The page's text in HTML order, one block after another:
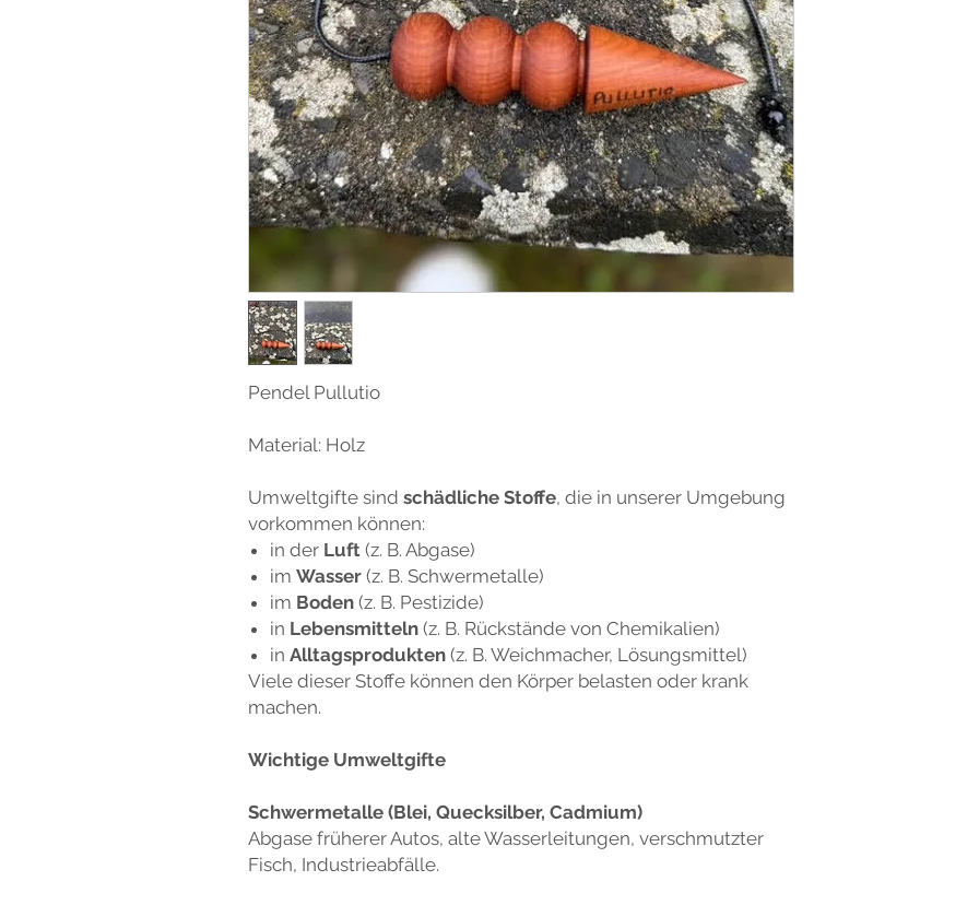
Pendel Pullutio
Material: Holz
Umweltgifte sind schädliche Stoffe, die in unserer Umgebung
vorkommen können:
in der Luft (z. B. Abgase)
im Wasser (z. B. Schwermetalle)
im Boden (z. B. Pestizide)
in Lebensmitteln (z. B. Rückstände von Chemikalien)
in Alltagsprodukten (z. B. Weichmacher, Lösungsmittel)
Viele dieser Stoffe können den Körper belasten oder krank
machen.
Wichtige Umweltgifte
Schwermetalle (Blei, Quecksilber, Cadmium)
Abgase früherer Autos, alte Wasserleitungen, verschmutzter
Fisch, Industrieabfälle.